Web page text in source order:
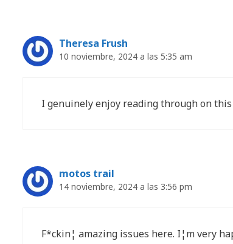
Theresa Frush
10 noviembre, 2024 a las 5:35 am
I genuinely enjoy reading through on
motos trail
14 noviembre, 2024 a las 3:56 pm
F*ckin¦ amazing issues here. I¦m very